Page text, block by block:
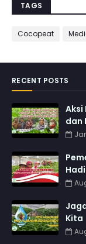
TAGS
Cocopeat
RECENT POSTS
Aksi
dan
Kita